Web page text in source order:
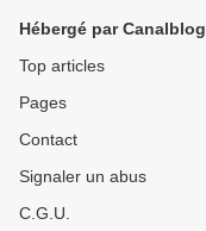
Hébergé par Canalblog
Top articles
Pages
Contact
Signaler un abus
C.G.U.